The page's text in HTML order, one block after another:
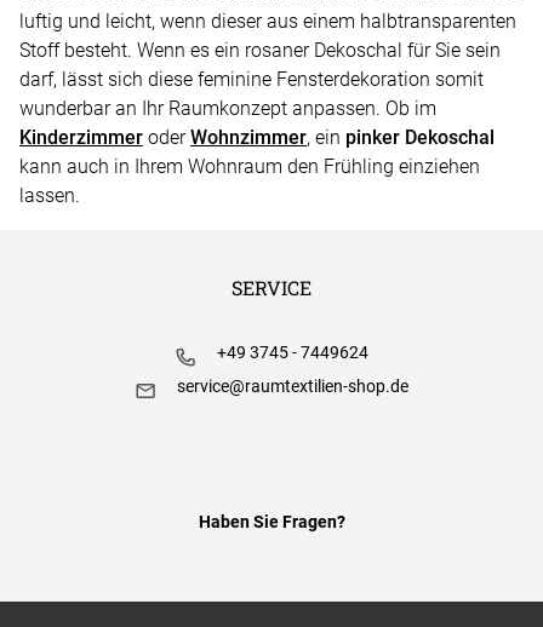
luftig und leicht, wenn dieser aus einem halbtransparenten
Stoff besteht. Wenn es ein rosaner Dekoschal für Sie sein
darf, lässt sich diese feminine Fensterdekoration somit
wunderbar an Ihr Raumkonzept anpassen. Ob im
Kinderzimmer oderWohnzimmer, ein pinker Dekoschal
kann auch in Ihrem Wohnraum den Frühling einziehen
lassen.
SERVICE
Haben Sie Fragen?
+49 3745 - 7449624
service@raumtextilien-shop.de